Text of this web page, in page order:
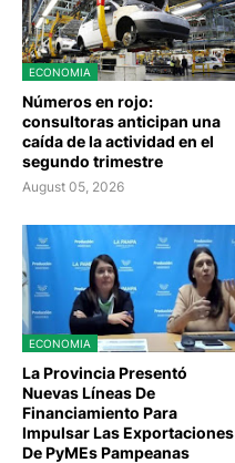
ECONOMIA
Números en rojo:
consultoras anticipan una
caída de la actividad en el
segundo trimestre
August 05, 2026
ECONOMIA
La Provincia Presentó
Nuevas Líneas De
Financiamiento Para
Impulsar Las Exportaciones
De PyMEs Pampeanas